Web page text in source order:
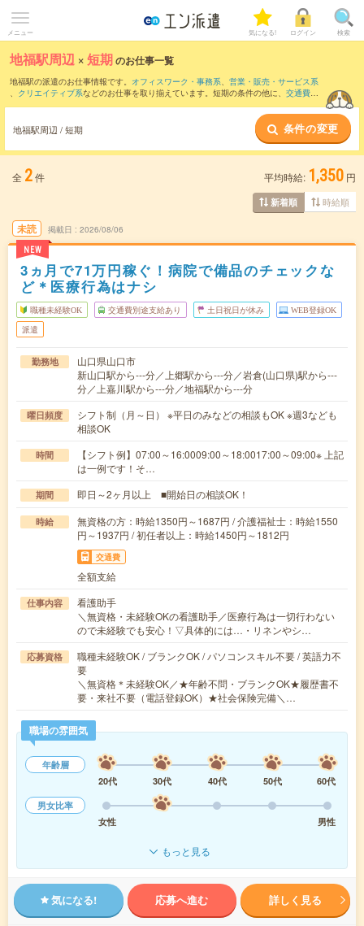
メニュー 気になる! ログイン 検索
地福駅周辺 ×短期のお仕事一覧
地福駅の派遣のお仕事情報です。 オフィスワーク・事務系、 営業・販売・サービス系
、 クリエイティブ系などのお仕事を取り揃えています。短期の条件の他に、 交通費別
地福駅周辺 / 短期 条件の変更
全 2件 平均時給: 1,350 円
新着順 時給順
未読
NEW
掲載日 2026/08/06
3ヵ月で71万円稼ぐ！病院で備品のチェックな
ど＊医療行為はナシ
職種未経験OK 交通費別途支給あり 土日祝日が休み WEB登録OK
派遣
勤務地
山口県山口市
新山口駅から---分／上郷駅から---分／岩倉(山口県)駅から---
分／上嘉川駅から---分／地福駅から---分
曜日頻度
シフト制（月～日） ※平日のみなどの相談もOK ※週3なども
相談OK
時間
【シフト例】07:00～16:0009:00～18:0017:00～09:00※ 上記
は一例です！そ…
期間 即日～2ヶ月以上 ■開始日の相談OK！
時給
無資格の方：時給1350円～1687円 / 介護福祉士：時給1550
円～1937円 / 初任者以上：時給1450円～1812円
交通費
全額支給
仕事内容
看護助手
＼無資格・未経験OKの看護助手／医療行為は一切行わない
ので未経験でも安心！▽具体的には…・リネンやシ…
応募資格
職種未経験OK / ブランクOK / パソコンスキル不要 / 英語力不
要
＼無資格＊未経験OK／★年齢不問・ブランクOK★履歴書不
要・来社不要（電話登録OK）★社会保険完備＼…
職場の雰囲気
年齢層
20代
30代 40代 50代
60代
男女比率
女性
男性
もっと見る
気になる! 応募へ進む 詳しく見る